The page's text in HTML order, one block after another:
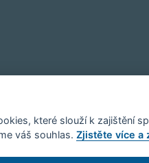
které slouží k zajištění
váš souhlas.Zjistěte více a